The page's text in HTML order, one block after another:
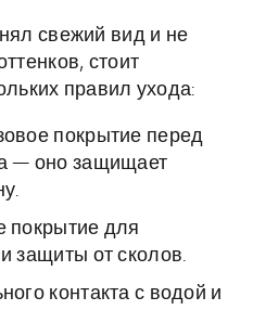
свежий вид и не
стоит
правил ухода:
покрытие перед
— оно защищает
покрытие для
защиты от сколов.
контакта с водой и